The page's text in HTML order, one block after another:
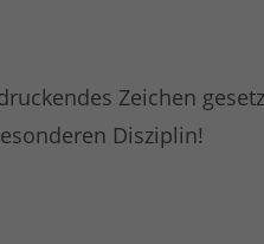
Zeichen
Disziplin!